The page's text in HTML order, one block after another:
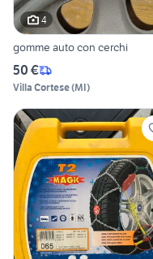
4
gomme auto con cerchi
50 €
Villa Cortese(MI)